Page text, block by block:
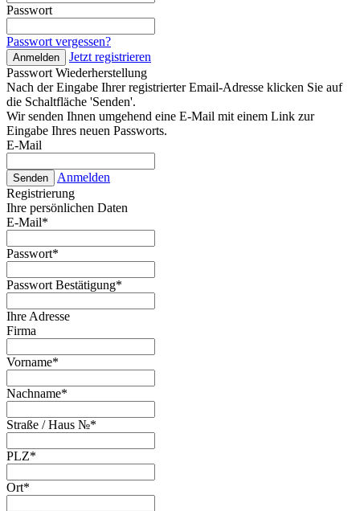
Passwort
Passwort vergessen?
Anmelden
Jetzt registrieren
Passwort Wiederherstellung
Nach der Eingabe Ihrer registrierter Email-Adresse klicken Sie auf
die Schaltfläche 'Senden'.
Wir senden Ihnen umgehend eine E-Mail mit einem Link zur
Eingabe Ihres neuen Passworts.
E-Mail
Senden
Anmelden
Registrierung
Ihre persönlichen Daten
E-Mail*
Passwort*
Passwort Bestätigung*
Ihre Adresse
Firma
Vorname*
Nachname*
Straße / Haus №*
PLZ*
Ort*